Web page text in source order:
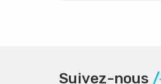
Suivez-nous